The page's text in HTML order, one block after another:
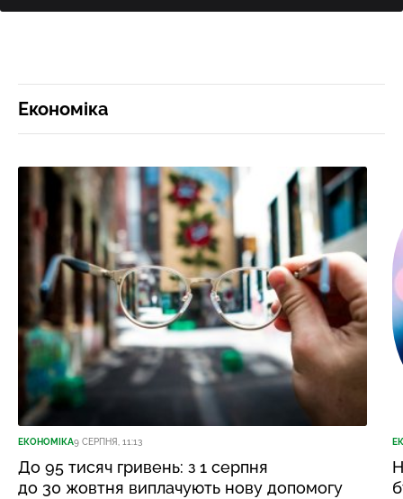
Економіка
ЕКОНОМІКА9 СЕРПНЯ, 11:13
До 95 тисяч гривень: з 1 серпня
до 30 жовтня виплачують нову допомогу